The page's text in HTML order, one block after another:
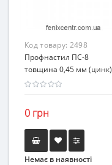
Код товару: 2498
Профнастил ПС-8
товщина 0,45 мм (цинк)
0 грн
Немає в наявності